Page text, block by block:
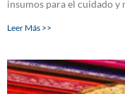
insumos para el cuidado
Leer Más >>